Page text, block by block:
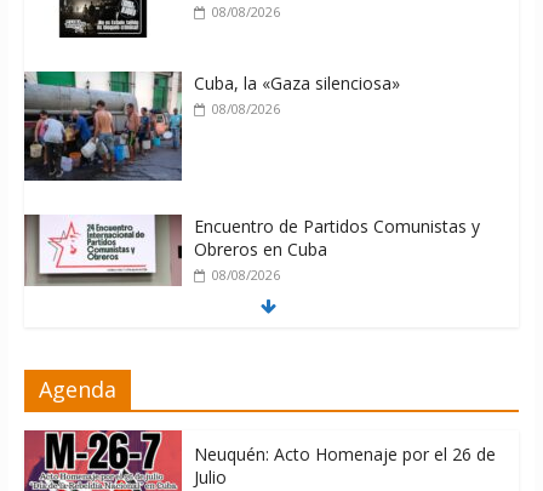
08/08/2026
Cuba, la «Gaza silenciosa»
08/08/2026
Encuentro de Partidos Comunistas y
Obreros en Cuba
08/08/2026
electrodependientes
Agenda
Neuquén: Acto Homenaje por el 26 de
Julio